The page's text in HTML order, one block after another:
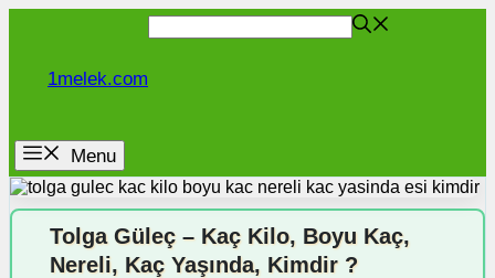
1melek.com
Menu
Tolga Güleç – Kaç Kilo, Boyu Kaç,
Nereli, Kaç Yaşında, Kimdir ?